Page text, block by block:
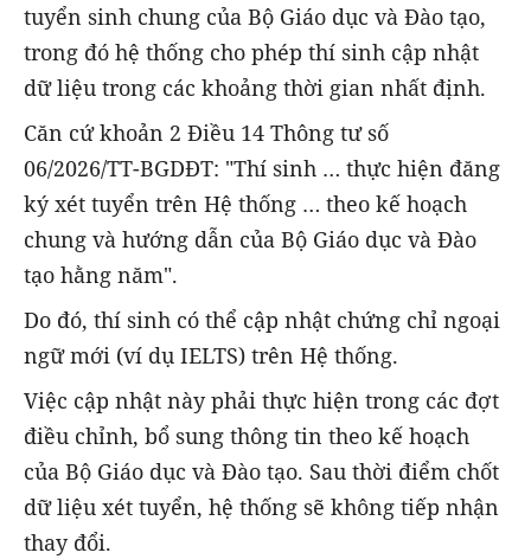
tuyển sinh chung của Bộ Giáo dục và Đào tạo,
trong đó hệ thống cho phép thí sinh cập nhật
dữ liệu trong các khoảng thời gian nhất định.
Căn cứ khoản 2 Điều 14 Thông tư số
06/2026/TT-BGDĐT: "Thí sinh … thực hiện đăng
ký xét tuyển trên Hệ thống … theo kế hoạch
chung và hướng dẫn của Bộ Giáo dục và Đào
tạo hằng năm".
Do đó, thí sinh có thể cập nhật chứng chỉ ngoại
ngữ mới (ví dụ IELTS) trên Hệ thống.
Việc cập nhật này phải thực hiện trong các đợt
điều chỉnh, bổ sung thông tin theo kế hoạch
của Bộ Giáo dục và Đào tạo. Sau thời điểm chốt
dữ liệu xét tuyển, hệ thống sẽ không tiếp nhận
thay đổi.